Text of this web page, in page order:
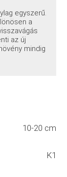
egyszerű.
a
az új
mindig
10-20 cm
K1